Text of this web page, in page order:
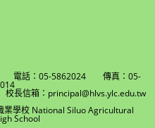
電話：05-5862024 傳真：05-
信箱：principal@hlvs.ylc.edu.tw
業學校 National Siluo Agricultural
School